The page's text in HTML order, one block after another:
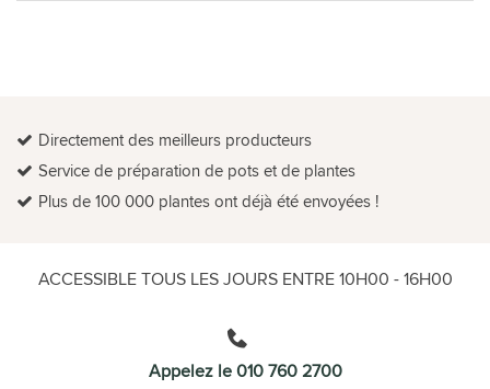
Directement des meilleurs producteurs
Service de préparation de pots et de plantes
Plus de 100 000 plantes ont déjà été envoyées !
ACCESSIBLE TOUS LES JOURS ENTRE 10H00 - 16H00
Appelez le 010 760 2700